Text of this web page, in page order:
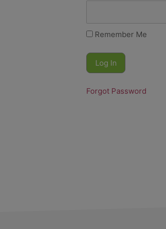
Remember Me
Forgot Password